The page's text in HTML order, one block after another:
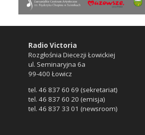
Radio Victoria
Rozgłośnia Diecezji Łowickiej
ul. Seminaryjna 6a
99-400 Łowicz
tel. 46 837 60 69 (sekretariat)
tel. 46 837 60 20 (emisja)
tel. 46 837 33 01 (newsroom)